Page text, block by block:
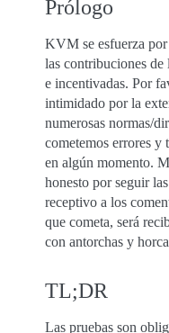
Prólogo
KVM se esfuerza por
las contribuciones de
e incentivadas. Por
intimidado por la
numerosas normas/
cometemos errores y
en algún momento.
honesto por seguir
receptivo a los
que cometa, será
con antorchas y
TL;DR
Las pruebas son